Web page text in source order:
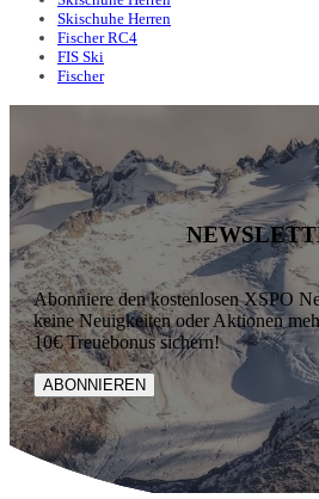
Skischuhe Herren
Fischer RC4
FIS Ski
Fischer
Abonniere den kostenlosen XSPO
keine Neuigkeiten oder Aktionen
10€ Treuebonus sichern!
ABONNIEREN